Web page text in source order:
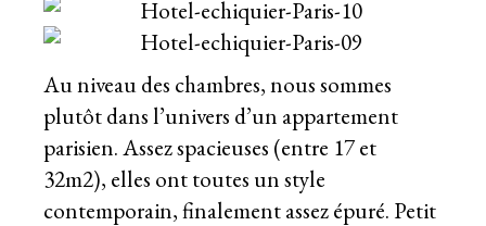
Au niveau des chambres, nous sommes
plutôt dans l’univers d’un appartement
parisien. Assez spacieuses (entre 17 et
32m2), elles ont toutes un style
contemporain, finalement assez épuré. Petit